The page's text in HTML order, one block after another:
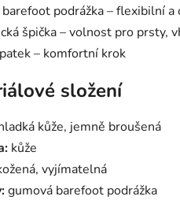
podrážka – flexibilní a
špička – volnost pro prsty,
– komfortní krok
složení
kůže, jemně broušená
kůže
vyjímatelná
gumová barefoot podrážka